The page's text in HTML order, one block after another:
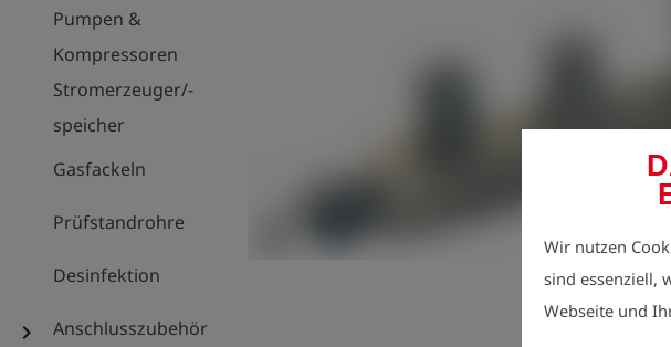
Wir nutzen
sind essenziell,
Webseite und
Pumpen &
Kompressoren
Stromerzeuger/-
speicher
Gasfackeln
Prüfstandrohre
Desinfektion
chevron_right Anschlusszubehör